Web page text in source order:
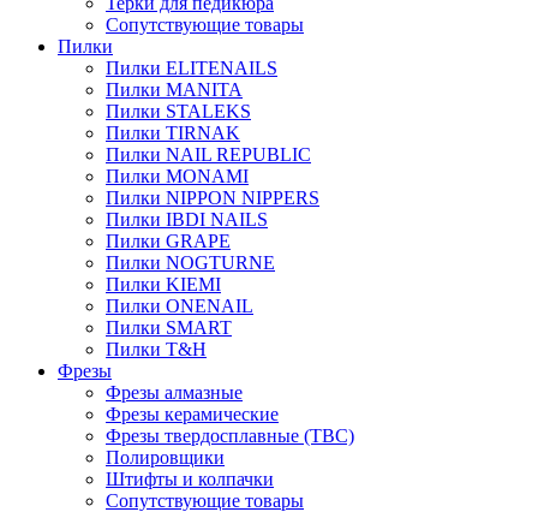
Сопутствующие товары
Пилки
Пилки ELITENAILS
Пилки MANITA
Пилки STALEKS
Пилки TIRNAK
Пилки NAIL REPUBLIC
Пилки MONAMI
Пилки NIPPON NIPPERS
Пилки IBDI NAILS
Пилки GRAPE
Пилки NOGTURNE
Пилки KIEMI
Пилки ONENAIL
Пилки SMART
Пилки T&H
Фрезы
Фрезы алмазные
Фрезы керамические
Фрезы твердосплавные (ТВС)
Полировщики
Штифты и колпачки
Сопутствующие товары